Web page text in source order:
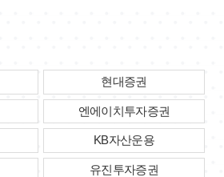
현대증권
엔에이치투자증권
KB자산운용
유진투자증권